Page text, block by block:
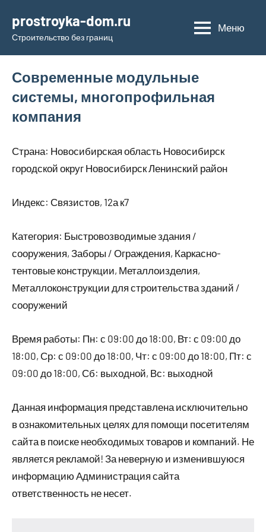
содержимому
prostroyka-dom.ru
Строительство без границ
Меню
Современные модульные
системы, многопрофильная
компания
Страна: Новосибирская область Новосибирск
городской округ Новосибирск Ленинский район
Индекс: Связистов, 12а к7
Категория: Быстровозводимые здания /
сооружения, Заборы / Ограждения, Каркасно-
тентовые конструкции, Металлоизделия,
Металлоконструкции для строительства зданий /
сооружений
Время работы: Пн: с 09:00 до 18:00, Вт: с 09:00 до
18:00, Ср: с 09:00 до 18:00, Чт: с 09:00 до 18:00, Пт: с
09:00 до 18:00, Сб: выходной, Вс: выходной
Данная информация представлена исключительно
в ознакомительных целях для помощи посетителям
сайта в поиске необходимых товаров и компаний. Не
является рекламой! За неверную и изменившуюся
информацию Администрация сайта
ответственность не несет.